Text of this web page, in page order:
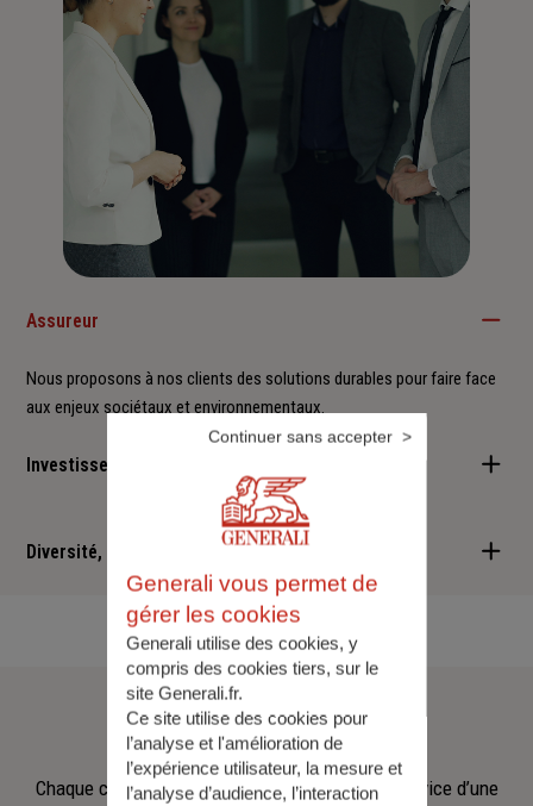
Assureur
Nous proposons à nos clients des solutions durables pour faire face
aux enjeux sociétaux et environnementaux.
Investisseur responsable
Nous sommes convaincus qu'il est possible d'allier performance
financière et retombées positives : cette vision est au cœur des
services que nous vous proposons.
Diversité, Equité, Inclusion
Nous faisons de la diversité, de l'équité et de l'inclusion un
engagement quotidien.
Notreéquipe
Chaque collaborateur met son savoir‑faire au service d’une
Generali vous permet de
gérer les cookies
Generali utilise des cookies, y
compris des cookies tiers, sur le
site Generali.fr.
Ce site utilise des cookies pour
l’analyse et l'amélioration de
l’expérience utilisateur, la mesure et
l’analyse d’audience, l’interaction
Continuer sans accepter